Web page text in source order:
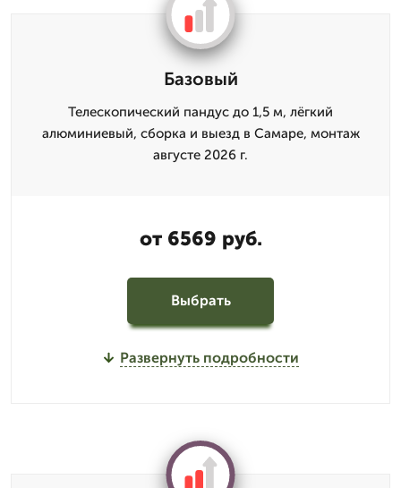
Базовый
Телескопический пандус до 1,5 м, лёгкий
алюминиевый, сборка и выезд в Самаре, монтаж
августе 2026 г.
от 6569 руб.
Выбрать
Развернуть подробности